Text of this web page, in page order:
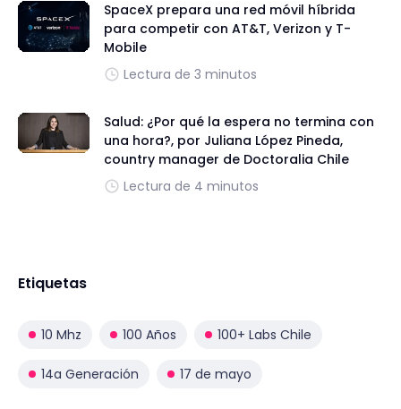
SpaceX prepara una red móvil híbrida
para competir con AT&T, Verizon y T-
Mobile
Lectura de 3 minutos
Salud: ¿Por qué la espera no termina con
una hora?, por Juliana López Pineda,
country manager de Doctoralia Chile
Lectura de 4 minutos
Etiquetas
10 Mhz 100 Años 100+ Labs Chile
14a Generación 17 de mayo